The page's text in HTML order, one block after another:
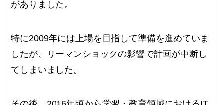
がありました。
特に2009年には上場を目指して準備を進めていま
したが、リーマンショックの影響で計画が中断し
てしまいました。